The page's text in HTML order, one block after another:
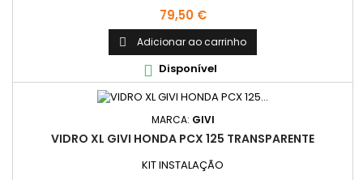
Preço
79,50 €
 Adicionar ao carrinho
 Disponível
MARCA: GIVI
VIDRO XL GIVI HONDA PCX 125 TRANSPARENTE
KIT INSTALAÇÃO